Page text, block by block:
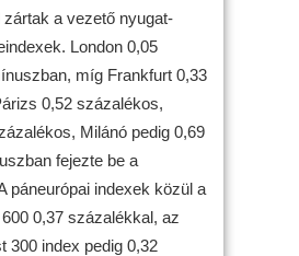
a vezető nyugat-
London 0,05
míg Frankfurt 0,33
0,52 százalékos,
Milánó pedig 0,69
fejezte be a
páneurópai indexek közül a
0,37 százalékkal, az
300 index pedig 0,32